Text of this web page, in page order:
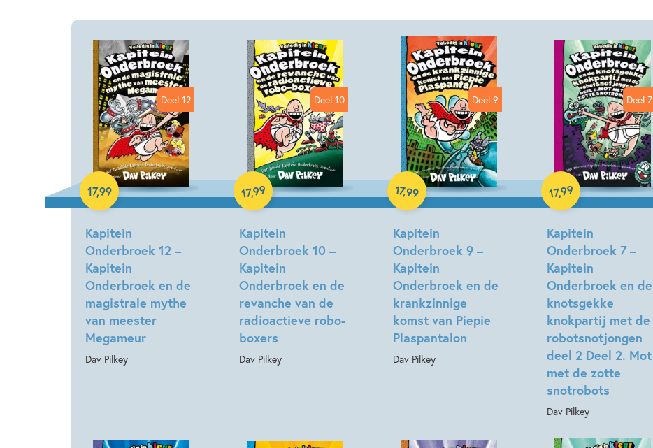
Deel 12
Kapitein
Onderbroek 12 –
Kapitein
Onderbroek en de
magistrale mythe
van meester
Megameur
Dav Pilkey
17,99
Hardcover
Deel 10
Kapitein
Onderbroek 10 –
Kapitein
Onderbroek en de
revanche van de
radioactieve robo-
boxers
Dav Pilkey
17,99
Hardcover
Deel 9
Kapitein
Onderbroek 9 –
Kapitein
Onderbroek en de
krankzinnige
komst van Piepie
Plaspantalon
Dav Pilkey
17,99
Hardcover
Deel 7
Kapitein
Onderbroek 7 –
Kapitein
Onderbroek en de
knotsgekke
knokpartij met de
robotsnotjongen
deel 2 Deel 2. Mot
met de zotte
snotrobots
Dav Pilkey
17,99
Hardcover